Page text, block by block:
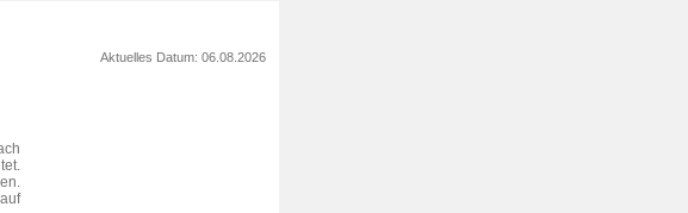
Aktuelles Datum: 06.08.2026